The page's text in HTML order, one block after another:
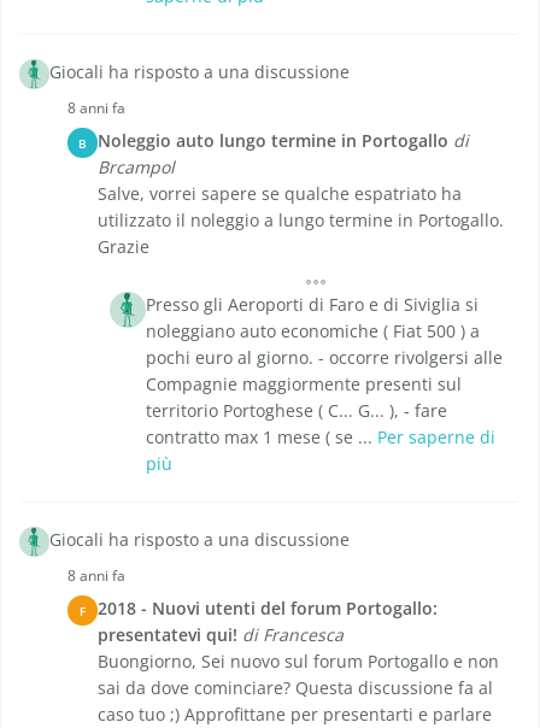
Giocali ha risposto a una discussione
8 anni fa
B Noleggio auto lungo termine in Portogallo di
Brcampol
Salve, vorrei sapere se qualche espatriato ha
utilizzato il noleggio a lungo termine in Portogallo.
Grazie
Presso gli Aeroporti di Faro e di Siviglia si
noleggiano auto economiche ( Fiat 500 ) a
pochi euro al giorno. - occorre rivolgersi alle
Compagnie maggiormente presenti sul
territorio Portoghese ( C... G... ), - fare
contratto max 1 mese ( se ... Per saperne di
più
Giocali ha risposto a una discussione
8 anni fa
F
2018 - Nuovi utenti del forum Portogallo:
presentatevi qui! di Francesca
Buongiorno, Sei nuovo sul forum Portogallo e non
sai da dove cominciare? Questa discussione fa al
caso tuo ;) Approfittane per presentarti e parlare